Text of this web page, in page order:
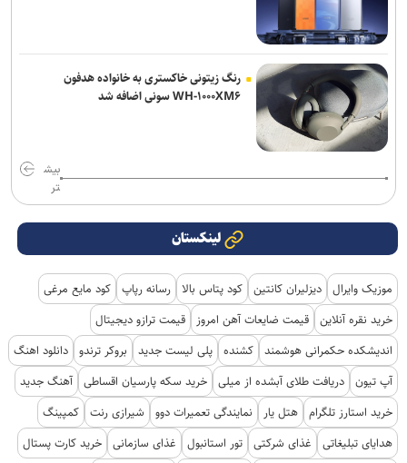
رنگ زیتونی خاکستری به خانواده هدفون
WH-۱۰۰۰XM۶ سونی اضافه شد
بیش
تر
لینکستان
موزیک وایرال دیزلیران کانتین کود پتاس بالا رسانه رپاپ کود مایع مرغی
خرید نقره آنلاین قیمت ضایعات آهن امروز
قیمت ترازو دیجیتال
اندیشکده حکمرانی هوشمند کشنده پلی لیست جدید بروکر ترندو دانلود اهنگ
آپ تیون دریافت طلای آبشده از میلی خرید سکه پارسیان اقساطی آهنگ جدید
خرید استارز تلگرام هتل یار نمایندگی تعمیرات دوو شیرازی رنت کمپینگ
هدایای تبلیغاتی
غذای شرکتی تور استانبول غذای سازمانی خرید کارت پستال